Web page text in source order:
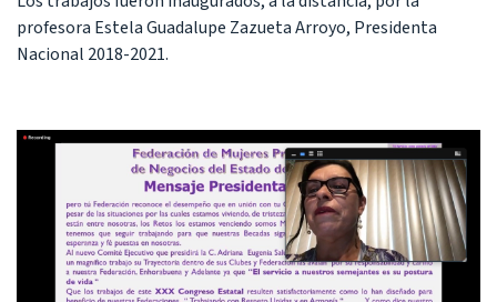
profesora Estela Guadalupe Zazueta Arroyo, Presidenta
Nacional 2018-2021.